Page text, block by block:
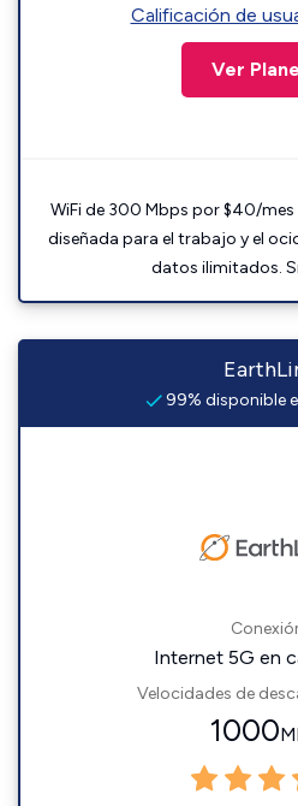
Calificación de
Ver
WiFi de 300 Mbps por $40/
diseñada para el trabajo y el
datos ilimitados.
99% disponible
Internet 5G en
Velocidades de
1000